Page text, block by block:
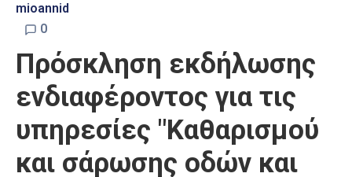
Του
Δήμου
Προσκλήσεις
Αποφάσεις
Τηλέφωνα
Καιρός
mioannid
0
Πρόσκληση εκδήλωσης
ενδιαφέροντος για τις
υπηρεσίες "Καθαρισμού
και σάρωσης οδών και